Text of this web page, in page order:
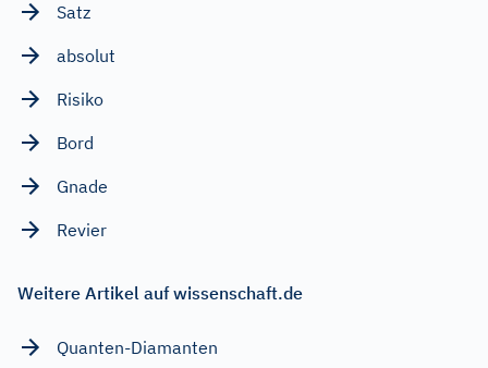
Satz
absolut
Risiko
Bord
Gnade
Revier
Weitere Artikel auf wissenschaft.de
Quanten-Diamanten